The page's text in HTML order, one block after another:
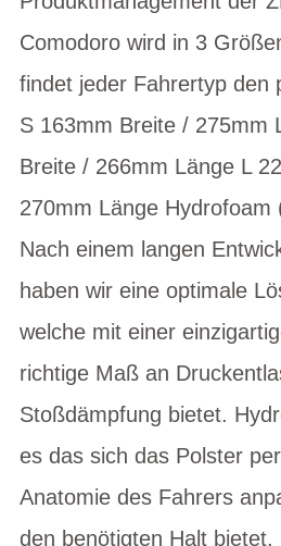
Comodoro wird in 3
findet jeder Fahrertyp den
S 163mm Breite / 275mm
Breite / 266mm Länge L
270mm Länge Hydrofoam
Nach einem langen
haben wir eine optimale
welche mit einer
richtige Maß an
Stoßdämpfung bietet.
es das sich das Polster
Anatomie des Fahrers
den benötigten Halt